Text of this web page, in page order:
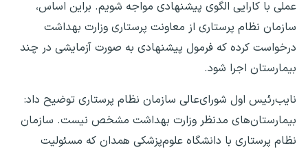
عملی با کارایی الگوی پیشنهادی مواجه شویم. براین اساس،
سازمان نظام پرستاری از معاونت پرستاری وزارت بهداشت
درخواست کرده که فرمول پیشنهادی به صورت آزمایشی در چند
بیمارستان اجرا شود.
نایب‌رئیس اول شورای‌عالی سازمان نظام پرستاری توضیح داد:
بیمارستان‌های مدنظر وزارت بهداشت مشخص نیست. سازمان
نظام پرستاری با دانشگاه علوم‌پزشکی همدان که مسئولیت